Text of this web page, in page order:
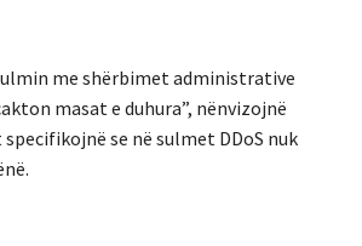
me shërbimet administrative
masat e duhura”, nënvizojnë
se në sulmet DDoS nuk